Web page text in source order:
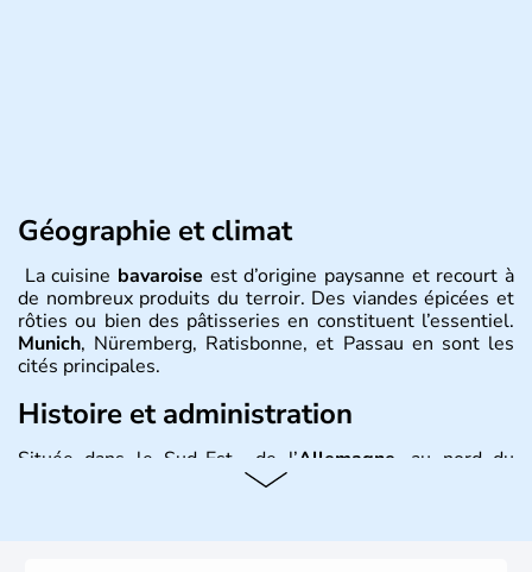
Géographie et climat
La cuisine bavaroise est d’origine paysanne et recourt à
de nombreux produits du terroir. Des viandes épicées et
rôties ou bien des pâtisseries en constituent l’essentiel.
Munich, Nüremberg, Ratisbonne, et Passau en sont les
cités principales.
Histoire et administration
Située dans le Sud-Est de l’Allemagne , au nord du
fait partie des seize